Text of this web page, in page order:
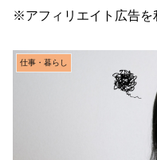
※アフィリエイト広告を
仕事・暮らし